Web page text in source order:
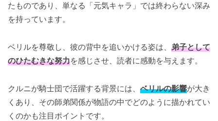
たものであり、単なる「元気キャラ」では終わらない深み
を持っています。
ベリルを尊敬し、彼の背中を追いかける姿は、 弟子として
のひたむきな努力を感じさせ、読者に感動を与えます。
クルニが騎士団で活躍する背景には、 ベリルの影響が大き
くあり、その師弟関係が物語の中でどのように描かれてい
くのかも注目ポイントです。